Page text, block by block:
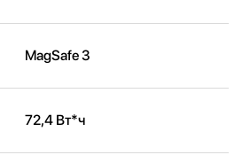
MagSafe 3
72,4 Вт*ч